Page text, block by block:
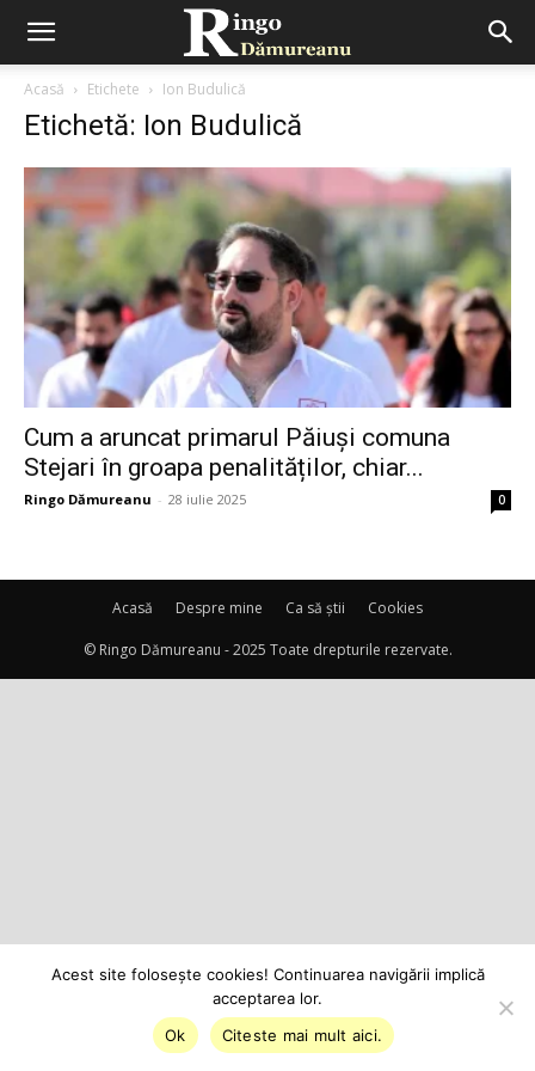
Acasă Etichete Ion Budulică
Etichetă: Ion Budulică
Cum a aruncat primarul Păiuși comuna
Stejari în groapa penalităților, chiar...
Ringo Dămureanu - 28 iulie 2025 0
Acasă Despre mine Ca să știi Cookies
© Ringo Dămureanu - 2025 Toate drepturile rezervate.
Acest site foloseşte cookies! Continuarea navigării implică
acceptarea lor.
Ok
Citeste mai mult aici.